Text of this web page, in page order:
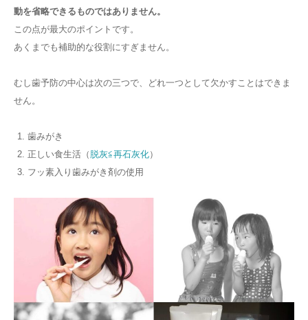
動を省略できるものではありません。
この点が最大のポイントです。
あくまでも補助的な役割にすぎません。
むし歯予防の中心は次の三つで、どれ一つとして欠かすことはできま
せん。
歯みがき
正しい食生活（ 脱灰≦再石灰化）
フッ素入り歯みがき剤の使用